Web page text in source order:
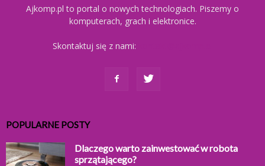
Ajkomp.pl to portal o nowych technologiach. Piszemy o
komputerach, grach i elektronice.
Skontaktuj się z nami:
POPULARNE POSTY
Dlaczego warto zainwestować w robota
sprzątającego?